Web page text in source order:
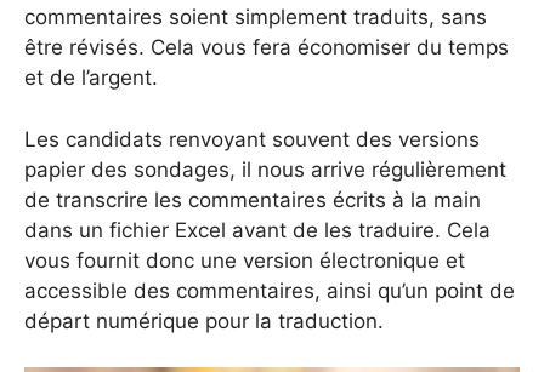
commentaires soient simplement traduits, sans
être révisés. Cela vous fera économiser du temps
et de l’argent.
Les candidats renvoyant souvent des versions
papier des sondages, il nous arrive régulièrement
de transcrire les commentaires écrits à la main
dans un fichier Excel avant de les traduire. Cela
vous fournit donc une version électronique et
accessible des commentaires, ainsi qu’un point de
départ numérique pour la traduction.